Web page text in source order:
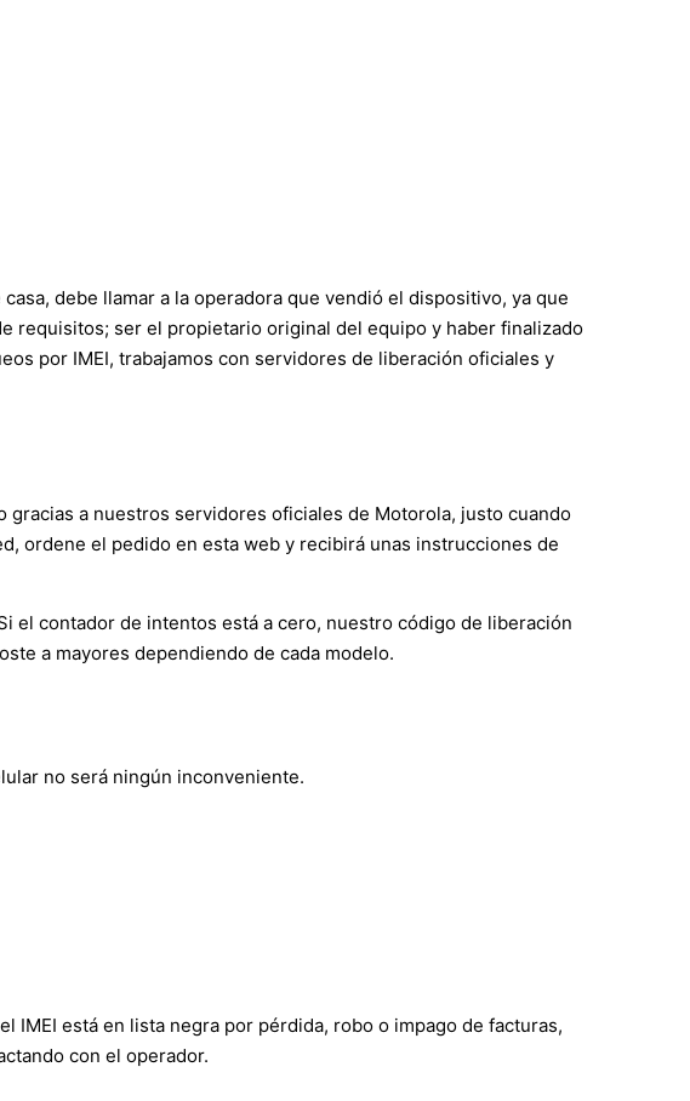
debe llamar a la operadora que vendió el dispositivo, ya que
requisitos; ser el propietario original del equipo y haber finalizado
por IMEI, trabajamos con servidores de liberación oficiales y
a nuestros servidores oficiales de Motorola, justo cuando
ordene el pedido en esta web y recibirá unas instrucciones de
el contador de intentos está a cero, nuestro código de liberación
a mayores dependiendo de cada modelo.
no será ningún inconveniente.
IMEI está en lista negra por pérdida, robo o impago de facturas,
con el operador.